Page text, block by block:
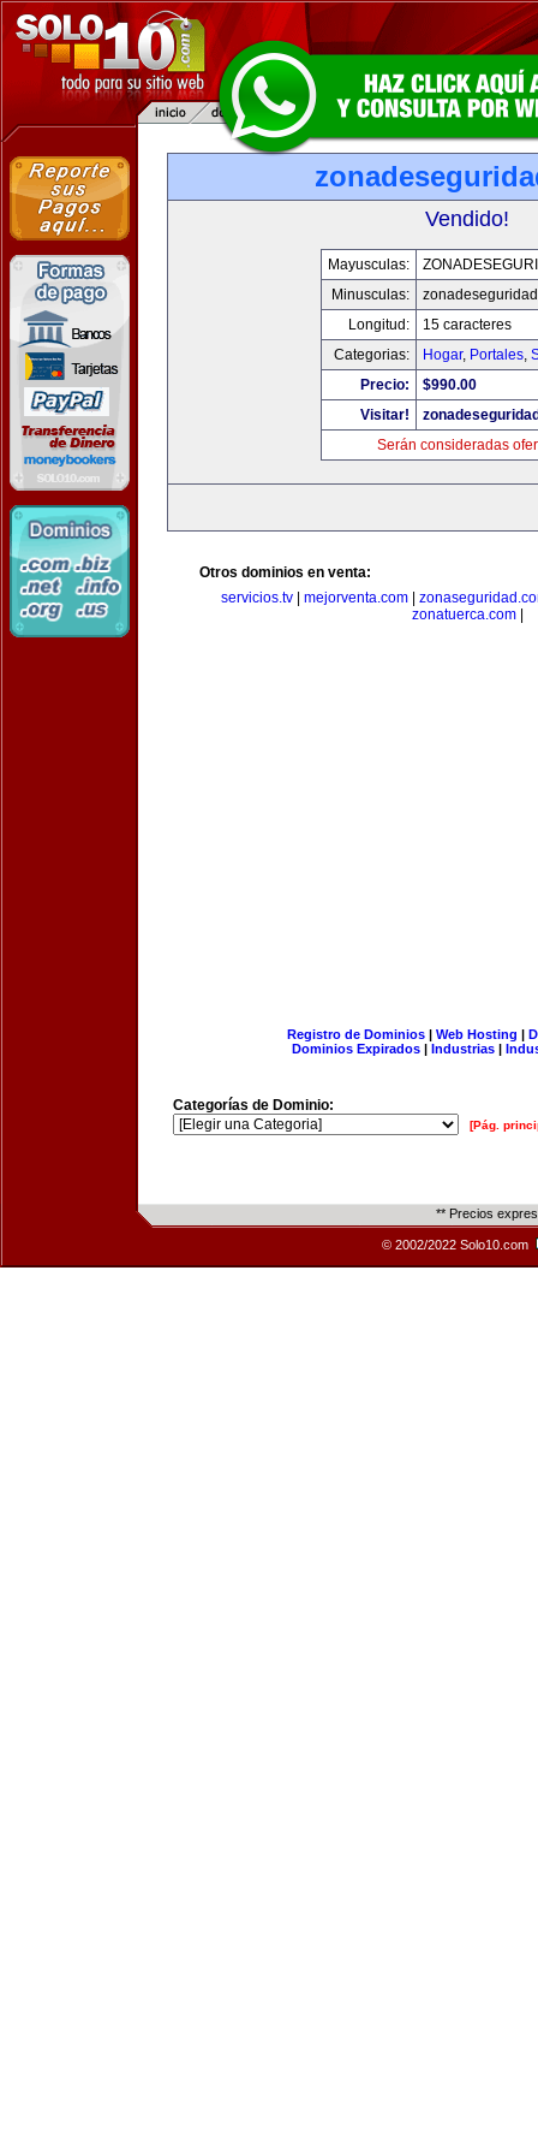
Vendido!
Mayusculas:
Minusculas:
Longitud:
15 caracteres
Categorias:
Hogar, Portales,
Precio:
$990.00
Visitar!
Serán consideradas
Otros dominios en venta:
servicios.tv| mejorventa.com|
zonatuerca.com|
Registro de Dominios| Web Hosting |
Dominios Expirados | Industrias |
Categorías de Dominio:
[Pág.
** Precios
© 2002/2022 Solo10.com